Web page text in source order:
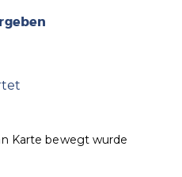
Karte bewegt wurde